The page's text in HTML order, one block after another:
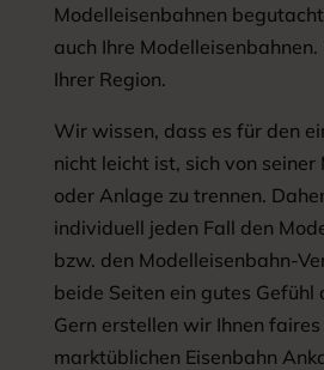
Modelleisenbahnen
auch Ihre
Ihrer Region.
Wir wissen, dass es für den
nicht leicht ist, sich von seiner
oder Anlage zu trennen.
individuell jeden Fall den
bzw. den Modelleisenbahn-
beide Seiten ein gutes Gefühl
Gern erstellen wir Ihnen
marktüblichen Eisenbahn